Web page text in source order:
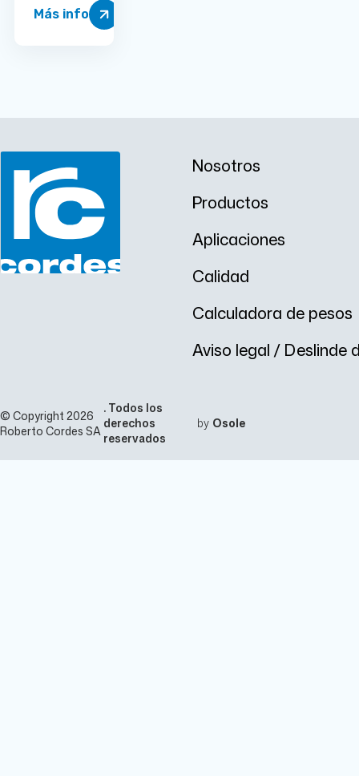
Más info
Nosotros
Productos
Aplicaciones
Calidad
Calculadora de pesos
Aviso legal / Deslinde
© Copyright 2026
Roberto Cordes SA
. Todos los
derechos
reservados
by Osole